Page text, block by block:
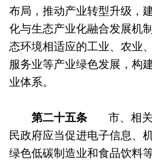
布局，推动产业转型升级，
化与生态产业化融合发展机
态环境相适应的工业、农业
服务业等产业绿色发展，构
业体系。
第二十五条 市、相
民政府应当促进电子信息、
绿色低碳制造业和食品饮料